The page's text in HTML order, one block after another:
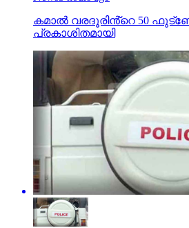
കമാൽ വരദൂരിൻ്റെ 50
പ്രകാശിതമായി